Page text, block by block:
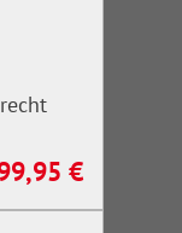
Preis:
€